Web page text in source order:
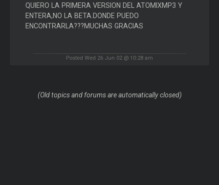
QUIERO LA PRIMERA VERSION DEL ATOMIXMP3 Y
ENTERA,NO LA BETA.DONDE PUEDO
ENCONTRARLA???MUCHAS GRACIAS
Posted Wed 26 Jun 02 @ 10:28 am
(Old topics and forums are automatically closed)